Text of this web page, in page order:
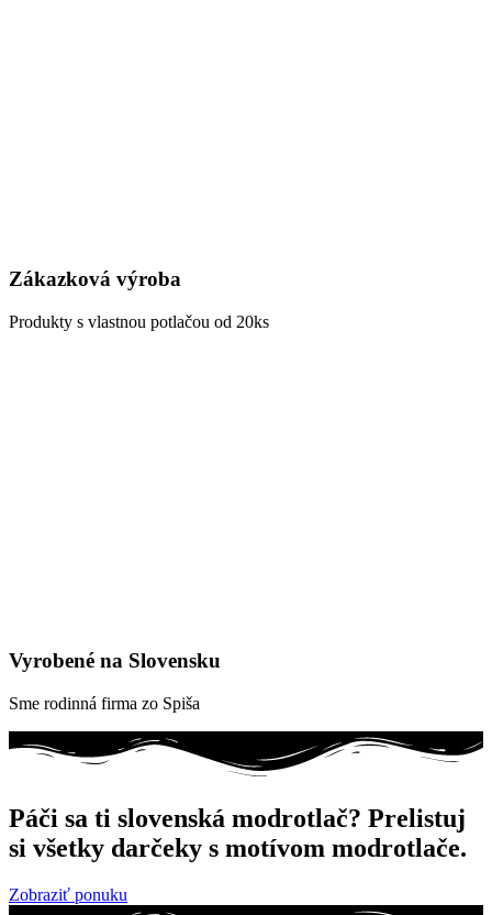
Zákazková výroba
Produkty s vlastnou potlačou od 20ks
Vyrobené na Slovensku
Sme rodinná firma zo Spiša
Páči sa ti slovenská modrotlač? Prelistuj
si všetky darčeky s motívom modrotlače.
Zobraziť ponuku